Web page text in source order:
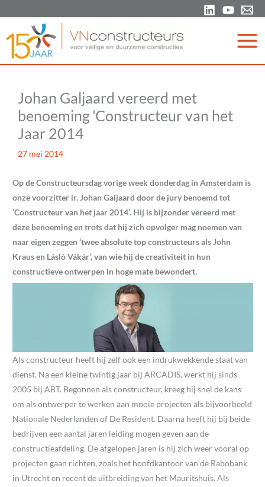
de
inhoud
Johan Galjaard vereerd met
benoeming ‘Constructeur van het
Jaar 2014
27 mei 2014
Op de Constructeursdag vorige week donderdag in Amsterdam is
onze voorzitter ir. Johan Galjaard door de jury benoemd tot
‘Constructeur van het jaar 2014’. Hij is bijzonder vereerd met
deze benoeming en trots dat hij zich opvolger mag noemen van
naar eigen zeggen ‘twee absolute top constructeurs als John
Kraus en Lásló Vákár’, van wie hij de creativiteit in hun
constructieve ontwerpen in hoge mate bewondert.
Als constructeur heeft hij zelf ook een indrukwekkende staat van
dienst. Na een kleine twintig jaar bij ARCADIS, werkt hij sinds
2005 bij ABT. Begonnen als constructeur, kreeg hij snel de kans
om als ontwerper te werken aan mooie projecten als bijvoorbeeld
Nationale Nederlanden of De Resident. Daarna heeft hij bij beide
bedrijven een aantal jaren leiding mogen geven aan de
constructieafdeling. De afgelopen jaren is hij zich weer vooral op
projecten gaan richten, zoals het hoofdkantoor van de Rabobank
in Utrecht en recent de uitbreiding van het Mauritshuis. Als